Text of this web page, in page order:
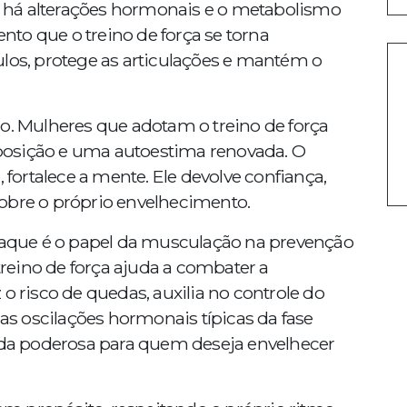
alterações hormonais e o metabolismo
que o treino de força se torna
protege as articulações e mantém o
Mulheres que adotam o treino de força
e uma autoestima renovada. O
a mente. Ele devolve confiança,
o próprio envelhecimento.
é o papel da musculação na prevenção
de força ajuda a combater a
risco de quedas, auxilia no controle do
oscilações hormonais típicas da fase
poderosa para quem deseja envelhecer